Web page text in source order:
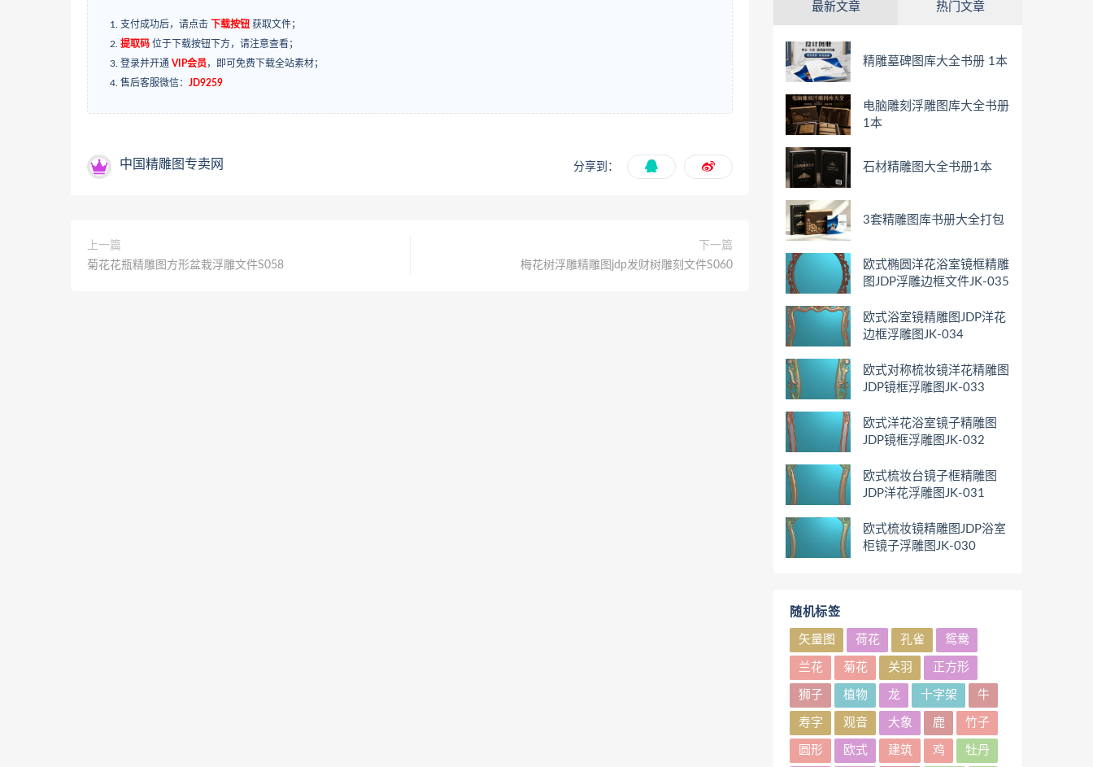
支付成功后，请点击 下载按钮 获取文件；
提取码 位于下载按钮下方，请注意查看；
登录并开通 VIP会员 ，即可免费下载全站素材；
售后客服微信： JD9259
中国精雕图专卖网 分享到：
上一篇
菊花花瓶精雕图方形盆栽浮雕文件S058
下一篇
梅花树浮雕精雕图jdp发财树雕刻文件S060
最新文章 热门文章
精雕墓碑图库大全书册 1本
电脑雕刻浮雕图库大全书册
1本
石材精雕图大全书册1本
3套精雕图库书册大全打包
欧式椭圆洋花浴室镜框精雕
图JDP浮雕边框文件JK-035
欧式浴室镜精雕图JDP洋花
边框浮雕图JK-034
欧式对称梳妆镜洋花精雕图
JDP镜框浮雕图JK-033
欧式洋花浴室镜子精雕图
JDP镜框浮雕图JK-032
欧式梳妆台镜子框精雕图
JDP洋花浮雕图JK-031
欧式梳妆镜精雕图JDP浴室
柜镜子浮雕图JK-030
随机标签
矢量图 荷花 孔雀 鸳鸯
兰花 菊花 关羽 正方形
狮子 植物 龙 十字架 牛
寿字 观音 大象 鹿 竹子
圆形 欧式 建筑 鸡 牡丹